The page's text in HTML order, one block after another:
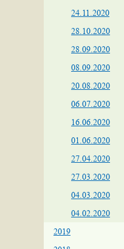
24.11.2020
28.10.2020
28.09.2020
08.09.2020
20.08.2020
06.07.2020
16.06.2020
01.06.2020
27.04.2020
27.03.2020
04.03.2020
04.02.2020
2019